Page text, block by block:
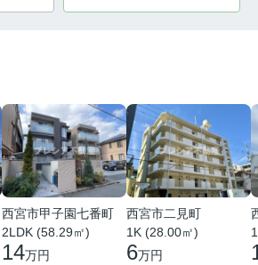
西宮市甲子園七番町
2LDK (58.29㎡)
14万円
西宮市二見町
1K (28.00㎡)
6万円